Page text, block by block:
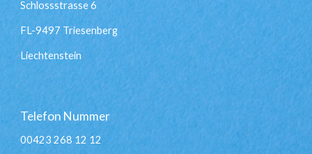
Schlossstrasse 6
FL-9497 Triesenberg
Liechtenstein
Telefon Nummer
00423 268 12 12